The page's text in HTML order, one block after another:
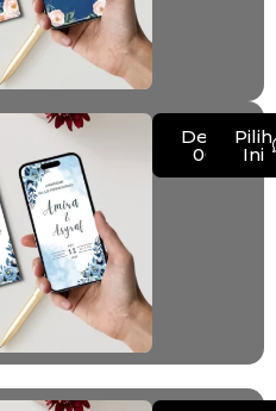
Demo
004
Pilih
Ini